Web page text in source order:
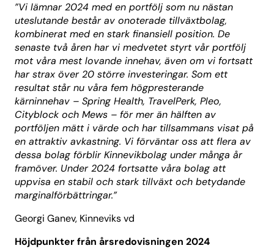
”Vi lämnar 2024 med en portfölj som nu nästan
uteslutande består av onoterade tillväxtbolag,
kombinerat med en stark finansiell position. De
senaste två åren har vi medvetet styrt vår portfölj
mot våra mest lovande innehav, även om vi fortsatt
har strax över 20 större investeringar. Som ett
resultat står nu våra fem högpresterande
kärninnehav – Spring Health, TravelPerk, Pleo,
Cityblock och Mews – för mer än hälften av
portföljen mätt i värde och har tillsammans visat på
en attraktiv avkastning. Vi förväntar oss att flera av
dessa bolag förblir Kinnevikbolag under många år
framöver. Under 2024 fortsatte våra bolag att
uppvisa en stabil och stark tillväxt och betydande
marginalförbättringar.”
Georgi Ganev, Kinneviks vd
Höjdpunkter från årsredovisningen 2024